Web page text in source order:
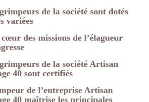
de la société sont dotés
variées
des missions de l’élagueur
de la société Artisan
40 sont certifiés
de l’entreprise Artisan
40 maîtrise les principales